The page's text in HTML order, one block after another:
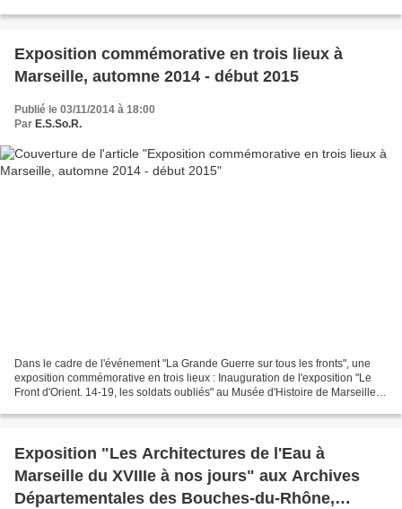
Exposition commémorative en trois lieux à
Marseille, automne 2014 - début 2015
Publié le 03/11/2014 à 18:00
Par E.S.So.R.
Dans le cadre de l'événement "La Grande Guerre sur tous les fronts", une
exposition commémorative en trois lieux : Inauguration de l'exposition "Le
Front d'Orient. 14-19, les soldats oubliés" au Musée d'Histoire de Marseille le
Exposition "Les Architectures de l'Eau à
Marseille du XVIIIe à nos jours" aux Archives
Départementales des Bouches-du-Rhône,